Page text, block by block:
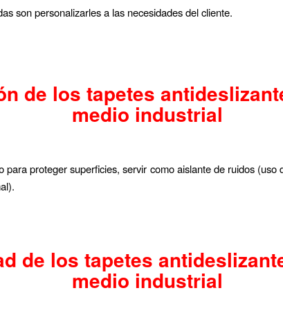
son personalizarles a las necesidades del cliente.
de los tapetes
medio industrial
para proteger superficies, servir como aislante de ruidos (uso
de los tapetes
medio industrial